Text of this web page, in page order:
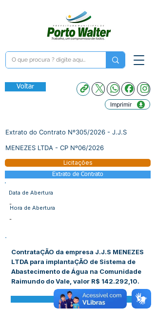
Voltar
Imprimir
Extrato do Contrato Nº305/2026 - J.J.S
MENEZES LTDA - CP Nº06/2026
Licitações
Extrato de Contrato
Data de Abertura
-
Hora de Abertura
-
ContrataÇÃO da empresa J.J.S MENEZES
LTDA para implantaÇÃO de Sistema de
Abastecimento de Água na Comunidade
Raimundo do Vale, valor R$ 142.292,10.
Visualizar